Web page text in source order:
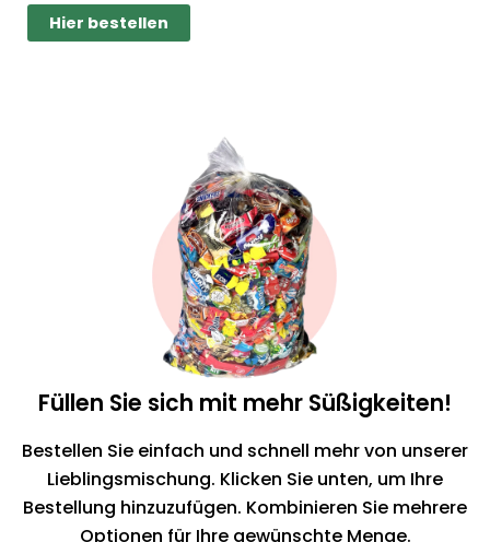
Hier bestellen
Füllen Sie sich mit mehr Süßigkeiten!
Bestellen Sie einfach und schnell mehr von unserer
Lieblingsmischung. Klicken Sie unten, um Ihre
Bestellung hinzuzufügen. Kombinieren Sie mehrere
Optionen für Ihre gewünschte Menge.